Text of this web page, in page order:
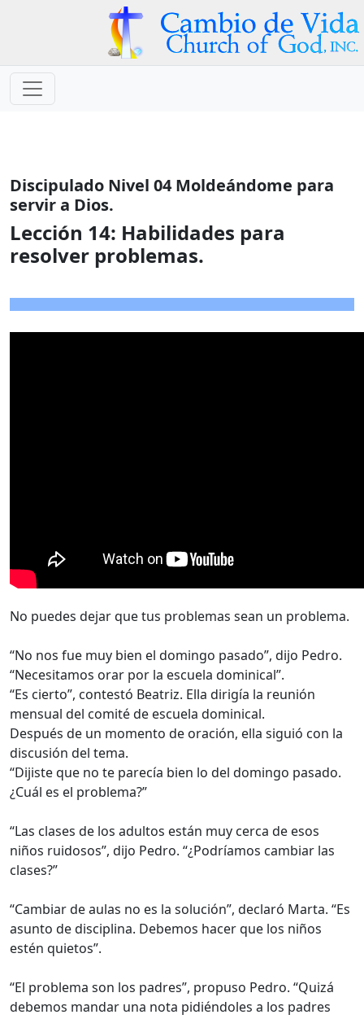
Discipulado Nivel 04 Moldeándome para
servir a Dios.
Lección 14: Habilidades para
resolver problemas.
No puedes dejar que tus problemas sean un problema.
“No nos fue muy bien el domingo pasado”, dijo Pedro.
“Necesitamos orar por la escuela dominical”.
“Es cierto”, contestó Beatriz. Ella dirigía la reunión
mensual del comité de escuela dominical.
Después de un momento de oración, ella siguió con la
discusión del tema.
“Dijiste que no te parecía bien lo del domingo pasado.
¿Cuál es el problema?”
“Las clases de los adultos están muy cerca de esos
niños ruidosos”, dijo Pedro. “¿Podríamos cambiar las
clases?”
“Cambiar de aulas no es la solución”, declaró Marta. “Es
asunto de disciplina. Debemos hacer que los niños
estén quietos”.
“El problema son los padres”, propuso Pedro. “Quizá
debemos mandar una nota pidiéndoles a los padres